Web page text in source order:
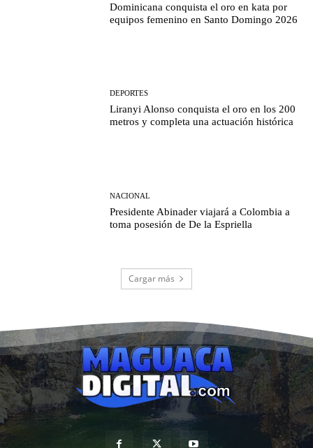
Dominicana conquista el oro en kata por
equipos femenino en Santo Domingo 2026
DEPORTES
Liranyi Alonso conquista el oro en los 200
metros y completa una actuación histórica
NACIONAL
Presidente Abinader viajará a Colombia a
toma posesión de De la Espriella
Cargar más